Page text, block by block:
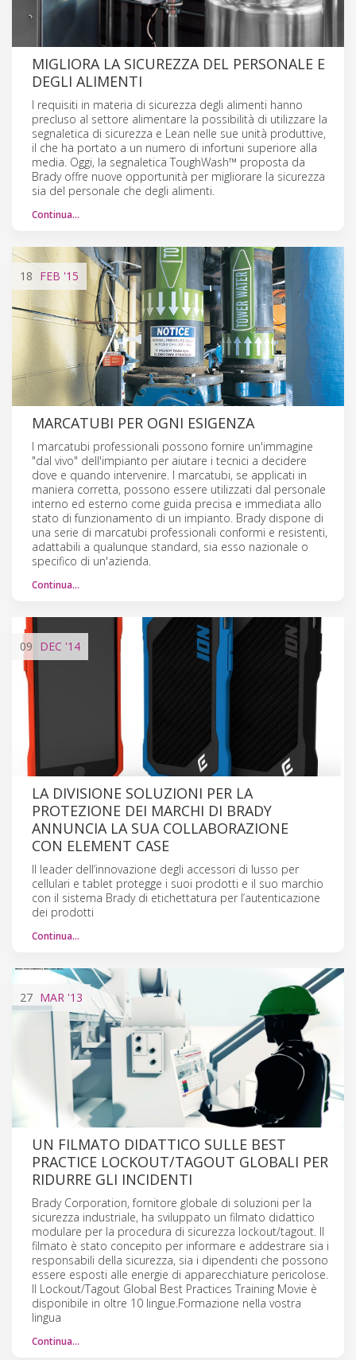
MIGLIORA LA SICUREZZA DEL PERSONALE E
DEGLI ALIMENTI
I requisiti in materia di sicurezza degli alimenti hanno
precluso al settore alimentare la possibilità di utilizzare la
segnaletica di sicurezza e Lean nelle sue unità produttive,
il che ha portato a un numero di infortuni superiore alla
media. Oggi, la segnaletica ToughWash™ proposta da
Brady offre nuove opportunità per migliorare la sicurezza
sia del personale che degli alimenti.
Continua…
18 FEB '15
MARCATUBI PER OGNI ESIGENZA
I marcatubi professionali possono fornire un'immagine
"dal vivo" dell'impianto per aiutare i tecnici a decidere
dove e quando intervenire. I marcatubi, se applicati in
maniera corretta, possono essere utilizzati dal personale
interno ed esterno come guida precisa e immediata allo
stato di funzionamento di un impianto. Brady dispone di
una serie di marcatubi professionali conformi e resistenti,
adattabili a qualunque standard, sia esso nazionale o
specifico di un'azienda.
Continua…
09 DEC '14
LA DIVISIONE SOLUZIONI PER LA
PROTEZIONE DEI MARCHI DI BRADY
ANNUNCIA LA SUA COLLABORAZIONE
CON ELEMENT CASE
Il leader dell’innovazione degli accessori di lusso per
cellulari e tablet protegge i suoi prodotti e il suo marchio
con il sistema Brady di etichettatura per l’autenticazione
dei prodotti
Continua…
27 MAR '13
UN FILMATO DIDATTICO SULLE BEST
PRACTICE LOCKOUT/TAGOUT GLOBALI PER
RIDURRE GLI INCIDENTI
Brady Corporation, fornitore globale di soluzioni per la
sicurezza industriale, ha sviluppato un filmato didattico
modulare per la procedura di sicurezza lockout/tagout. Il
filmato è stato concepito per informare e addestrare sia i
responsabili della sicurezza, sia i dipendenti che possono
essere esposti alle energie di apparecchiature pericolose.
Il Lockout/Tagout Global Best Practices Training Movie è
disponibile in oltre 10 lingue.Formazione nella vostra
lingua
Continua…